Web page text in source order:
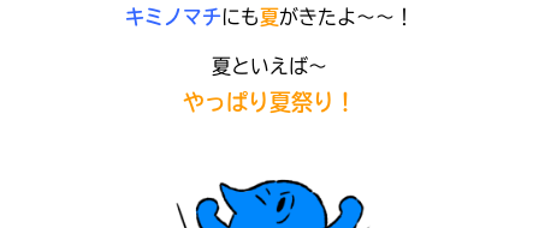
キミノマチにも夏がきたよ～～！
夏といえば～
やっぱり夏祭り！